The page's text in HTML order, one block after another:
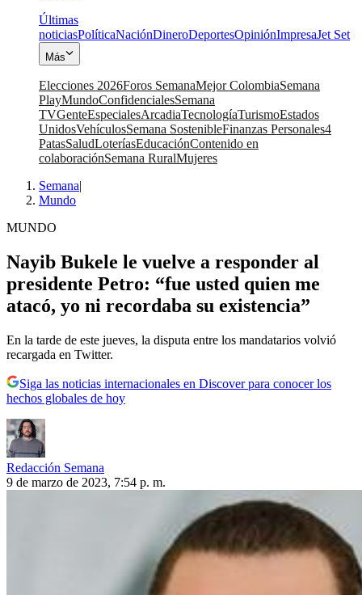
Últimas
noticiasPolíticaNaciónDineroDeportesOpiniónImpresaJet Set
Más
Elecciones 2026Foros SemanaMejor ColombiaSemana
PlayMundoConfidencialesSemana
TVGenteEspecialesArcadiaTecnologíaTurismoEstados
UnidosVehículosSemana SostenibleFinanzas Personales4
PatasSaludLoteríasEducaciónContenido en
colaboraciónSemana RuralMujeres
Semana|
Mundo
MUNDO
Nayib Bukele le vuelve a responder al
presidente Petro: “fue usted quien me
atacó, yo ni recordaba su existencia”
En la tarde de este jueves, la disputa entre los mandatarios volvió
recargada en Twitter.
Siga las noticias internacionales en Discover para conocer los
hechos globales de hoy
Redacción Semana
9 de marzo de 2023, 7:54 p. m.